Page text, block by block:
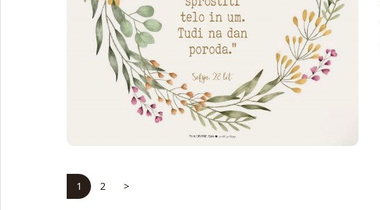
1 2 >Naslednja stran